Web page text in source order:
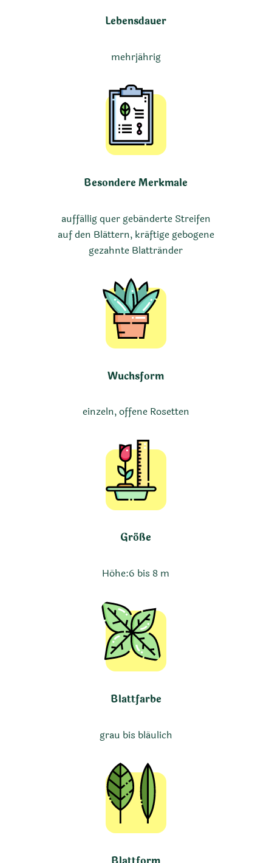
Lebensdauer
mehrjährig
Besondere Merkmale
auffällig quer gebänderte Streifen
auf den Blättern, kräftige gebogene
gezahnte Blattränder
Wuchsform
einzeln, offene Rosetten
Größe
Höhe:6 bis 8 m
Blattfarbe
grau bis bläulich